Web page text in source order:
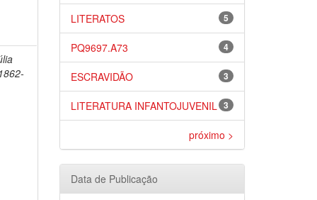
5
LITERATOS
4
PQ9697.A73
3
ESCRAVIDÃO
3
LITERATURA INFANTOJUVENIL
próximo >
Data de Publicação